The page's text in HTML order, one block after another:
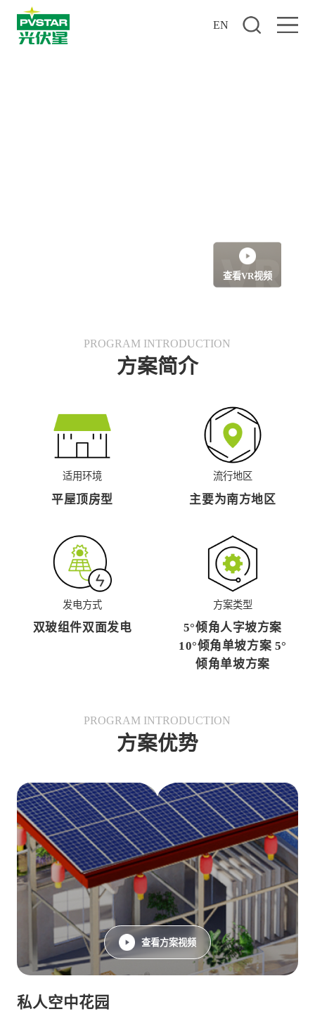
EN
查看VR视频
PROGRAM INTRODUCTION
方案简介
适用环境
平屋顶房型
流行地区
主要为南方地区
发电方式
双玻组件双面发电
方案类型
5°倾角人字坡方案
10°倾角单坡方案 5°
倾角单坡方案
PROGRAM INTRODUCTION
方案优势
查看方案视频
私人空中花园